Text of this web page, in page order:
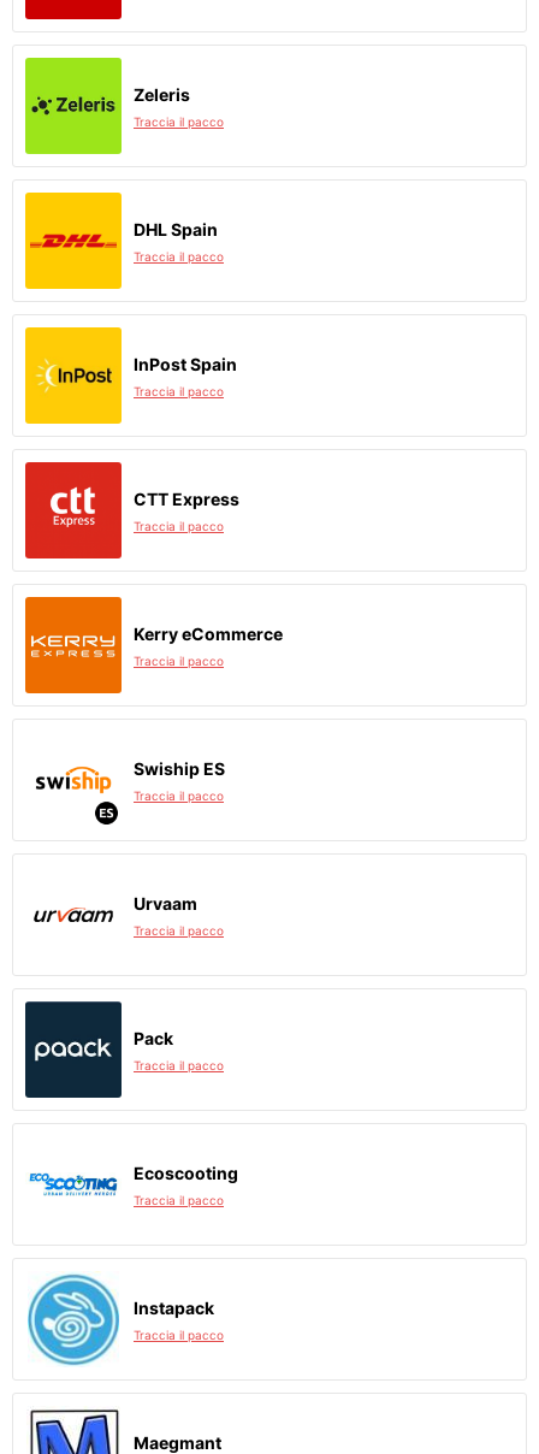
Zeleris
Traccia il pacco
DHL Spain
Traccia il pacco
InPost Spain
Traccia il pacco
CTT Express
Traccia il pacco
Kerry eCommerce
Traccia il pacco
Swiship ES
Traccia il pacco
Urvaam
Traccia il pacco
Pack
Traccia il pacco
Ecoscooting
Traccia il pacco
Instapack
Traccia il pacco
Maegmant